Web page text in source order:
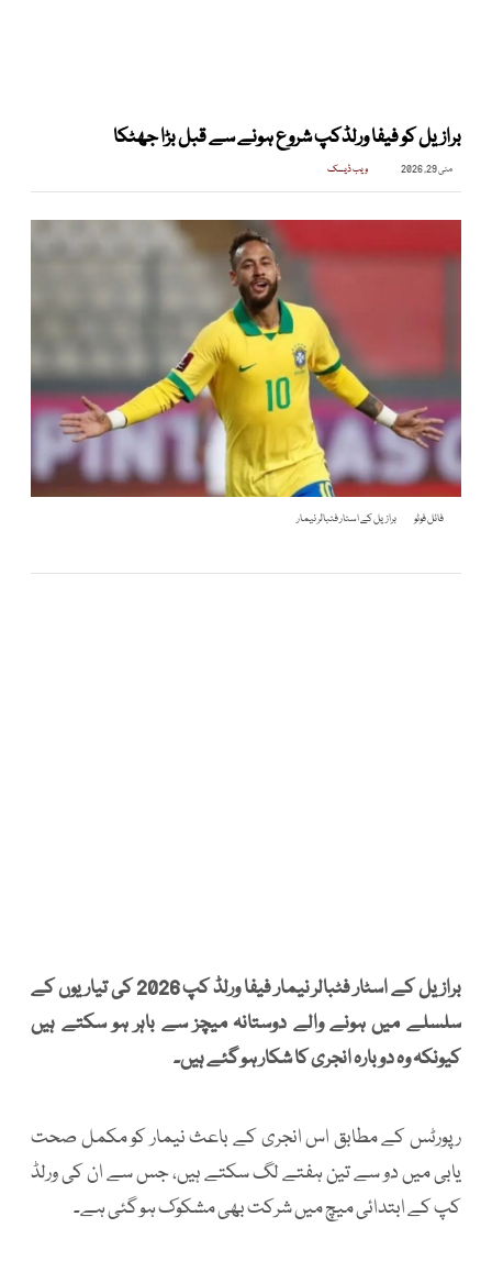
برازیل کو فیفا ورلڈکپ شروع ہونے سے قبل بڑا جھٹکا
مئی 29, 2026 ویب ڈیسک
فائل فوٹو برازیل کے اسٹار فٹبالر نیمار
برازیل کے اسٹار فٹبالر نیمار فیفا ورلڈ کپ 2026 کی تیاریوں کے
سلسلے میں ہونے والے دوستانہ میچز سے باہر ہو سکتے ہیں
کیونکہ وہ دوبارہ انجری کا شکار ہو گئے ہیں۔
رپورٹس کے مطابق اس انجری کے باعث نیمار کو مکمل صحت
یابی میں دو سے تین ہفتے لگ سکتے ہیں، جس سے ان کی ورلڈ
کپ کے ابتدائی میچ میں شرکت بھی مشکوک ہو گئی ہے۔